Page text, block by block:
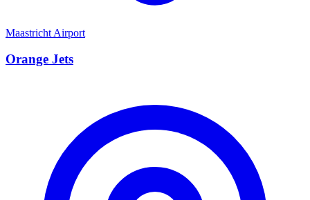
Maastricht Airport
Orange Jets